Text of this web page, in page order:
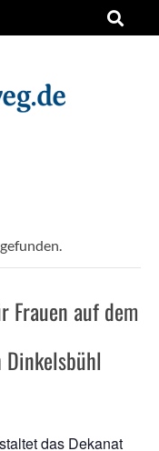
Frauen auf dem
Dinkelsbühl
das Dekanat